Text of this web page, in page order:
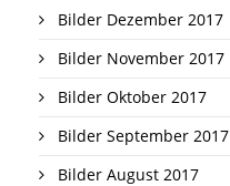
Bilder Dezember 2017
Bilder November 2017
Bilder Oktober 2017
Bilder September 2017
Bilder August 2017